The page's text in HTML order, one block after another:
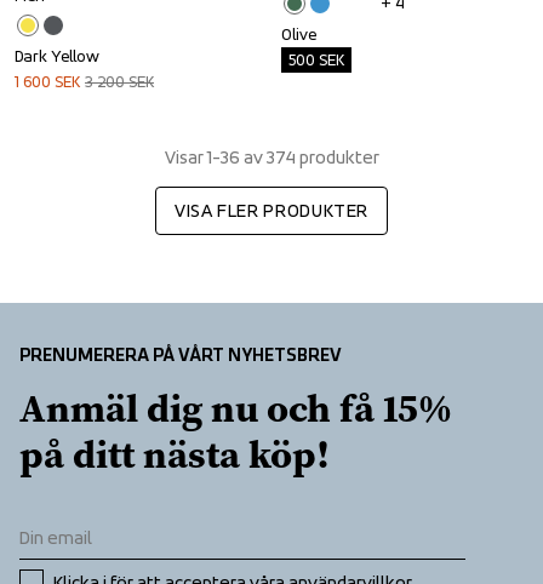
Dark Yellow
1 600 SEK 3 200SEK
Olive
500 SEK
Visar 1-36 av 374 produkter
VISA FLER PRODUKTER
PRENUMERERA PÅ VÅRT NYHETSBREV
Anmäl dig nu och få 15%
på ditt nästa köp!